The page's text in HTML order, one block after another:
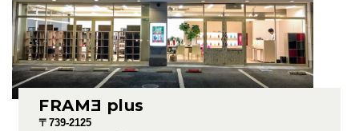
FRAME plus
〒739-2125